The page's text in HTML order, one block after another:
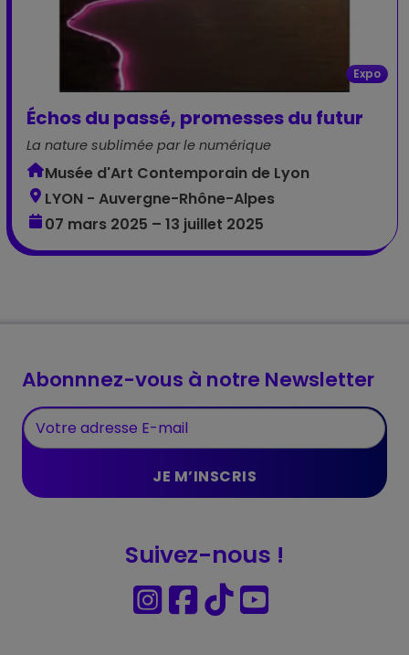
Expo
Échos du passé, promesses du futur
La nature sublimée par le numérique
Musée d'Art Contemporain de Lyon
LYON - Auvergne-Rhône-Alpes
07 mars 2025 – 13 juillet 2025
Abonnnez-vous à notre Newsletter
Suivez-nous !